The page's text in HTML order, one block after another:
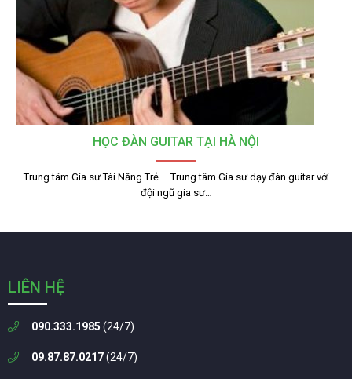
HỌC ĐÀN GUITAR TẠI HÀ NỘI
Trung tâm Gia sư Tài Năng Trẻ – Trung tâm Gia sư dạy đàn guitar với
đội ngũ gia sư…
LIÊN HỆ
090.333.1985 (24/7)
09.87.87.0217(24/7)